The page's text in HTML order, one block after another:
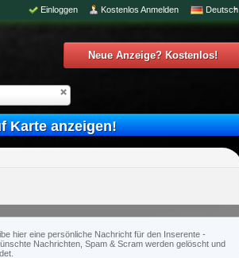
Deutsch
Kostenlos Anmelden
Einloggen
Neue Anzeige? Kostenlos!
Karte anzeigen!
hier eine persönliche Nachricht für den Inserente -
Nachrichten, Spam & Scram werden gelöscht und